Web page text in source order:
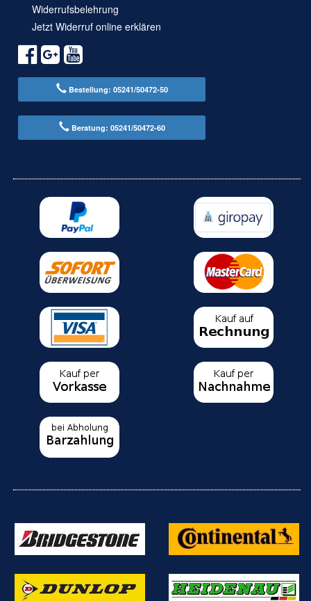
Widerrufsbelehrung
Jetzt Widerruf online erklären
Bestellung: 05241/50472-50
Beratung: 05241/50472-60